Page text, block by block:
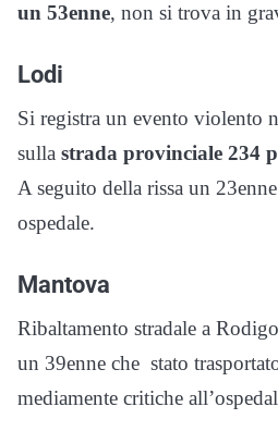
un 53enne, non si trova in
Lodi
Si registra un evento violento
sulla strada provinciale 234
A seguito della rissa un
ospedale.
Mantova
Ribaltamento stradale a
un 39enne che stato
mediamente critiche